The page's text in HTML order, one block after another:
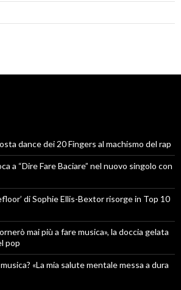
dance dei 20 Fingers al machismo del rap
a “Dire Fare Baciare” nel nuovo singolo con
di Sophie Ellis-Bextor risorge in Top 10
mai più a fare musica», la doccia gelata
pop
«La mia salute mentale messa a dura